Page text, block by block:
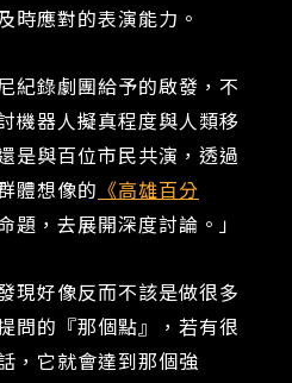
時應對的表演能力。
紀錄劇團給予的啟發，不
機器人擬真程度與人類移
是與百位市民共演，透過
體想像的 《高雄百分
題，去展開深度討論。」
現好像反而不該是做很多
問的『那個點』，若有很
，它就會達到那個強